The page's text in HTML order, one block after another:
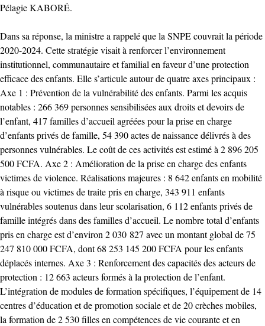
Pélagie KABORÉ.
Dans sa réponse, la ministre a rappelé que la SNPE couvrait la période
2020-2024. Cette stratégie visait à renforcer l’environnement
institutionnel, communautaire et familial en faveur d’une protection
efficace des enfants. Elle s’articule autour de quatre axes principaux :
Axe 1 : Prévention de la vulnérabilité des enfants. Parmi les acquis
notables : 266 369 personnes sensibilisées aux droits et devoirs de
l’enfant, 417 familles d’accueil agréées pour la prise en charge
d’enfants privés de famille, 54 390 actes de naissance délivrés à des
personnes vulnérables. Le coût de ces activités est estimé à 2 896 205
500 FCFA. Axe 2 : Amélioration de la prise en charge des enfants
victimes de violence. Réalisations majeures : 8 642 enfants en mobilité
à risque ou victimes de traite pris en charge, 343 911 enfants
vulnérables soutenus dans leur scolarisation, 6 112 enfants privés de
famille intégrés dans des familles d’accueil. Le nombre total d’enfants
pris en charge est d’environ 2 030 827 avec un montant global de 75
247 810 000 FCFA, dont 68 253 145 200 FCFA pour les enfants
déplacés internes. Axe 3 : Renforcement des capacités des acteurs de
protection : 12 663 acteurs formés à la protection de l’enfant.
L’intégration de modules de formation spécifiques, l’équipement de 14
centres d’éducation et de promotion sociale et de 20 crèches mobiles,
la formation de 2 530 filles en compétences de vie courante et en